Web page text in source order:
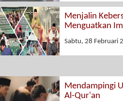
Menjalin
Menguatkan
Sabtu, 28 Februari
Mendampingi
Al-Qur'an